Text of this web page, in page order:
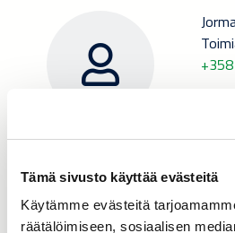
Tämä sivusto käyttää evästeitä
Käytämme evästeitä
räätälöimiseen, sosiaalisen